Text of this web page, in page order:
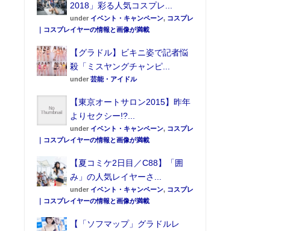
2018」彩る人気コスプレ...
under イベント・キャンペーン, コスプレ
｜コスプレイヤーの情報と画像が満載
【グラドル】ビキニ姿で記者悩
殺「ミスヤングチャンピ...
under 芸能・アイドル
【東京オートサロン2015】昨年
よりセクシー!?...
under イベント・キャンペーン, コスプレ
｜コスプレイヤーの情報と画像が満載
【夏コミケ2日目／C88】「囲
み」の人気レイヤーさ...
under イベント・キャンペーン, コスプレ
｜コスプレイヤーの情報と画像が満載
【「ソフマップ」グラドルレ